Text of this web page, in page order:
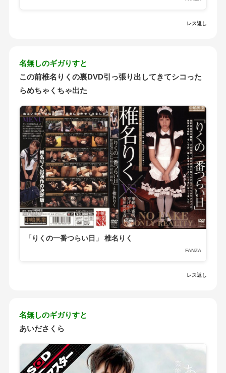
レス返し
名無しのギガりすと
この前椎名りくの裏DVD引っ張り出してきてシコった
らめちゃくちゃ出た
「りくの一番つらい日」 椎名りく
FANZA
レス返し
名無しのギガりすと
あいださくら